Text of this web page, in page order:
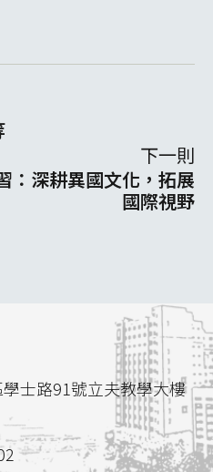
下一則
：深耕異國文化，拓展
國際視野
士路91號立夫教學大樓